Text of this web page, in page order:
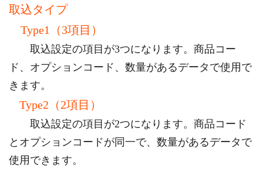
取込タイプ
Type1（3項目）
取込設定の項目が3つになります。商品コー
ド、オプションコード、数量があるデータで使用で
きます。
Type2（2項目）
取込設定の項目が2つになります。商品コード
とオプションコードが同一で、数量があるデータで
使用できます。